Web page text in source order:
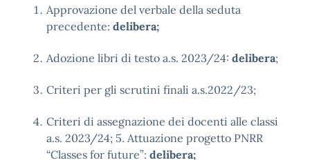
Approvazione del verbale della seduta
precedente: delibera;
Adozione libri di testo a.s. 2023/24: delibera;
Criteri per gli scrutini finali a.s.2022/23;
Criteri di assegnazione dei docenti alle classi
a.s. 2023/24; 5. Attuazione progetto PNRR
“Classes for future”: delibera;